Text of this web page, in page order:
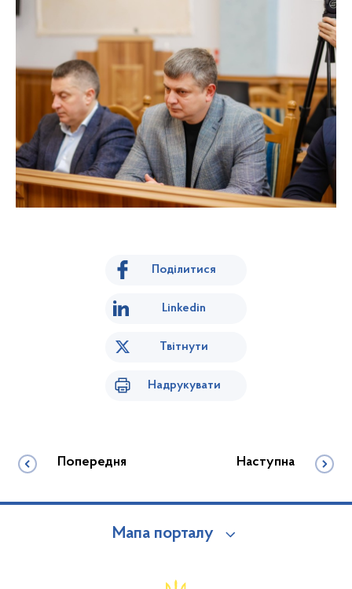
Поділитися
Linkedin
Твітнути
Надрукувати
Попередня Наступна
Мапа порталу